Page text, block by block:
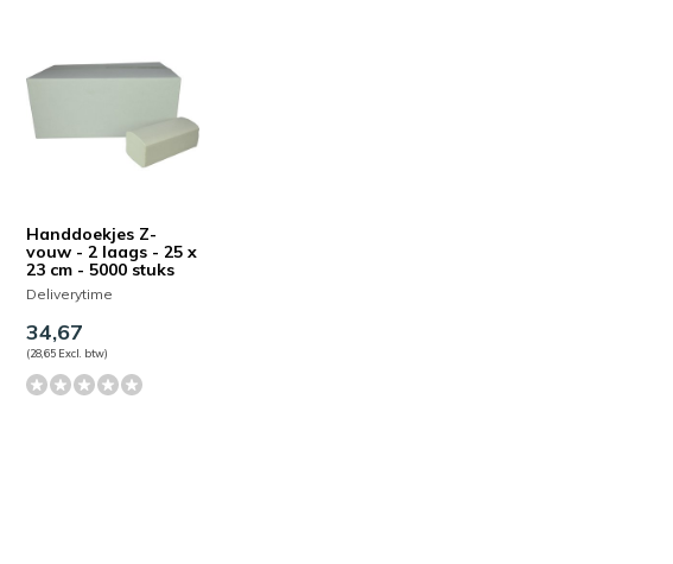
Handdoekjes Z-
vouw - 2 laags - 25 x
23 cm - 5000 stuks
Deliverytime
34,67
(28,65 Excl. btw)